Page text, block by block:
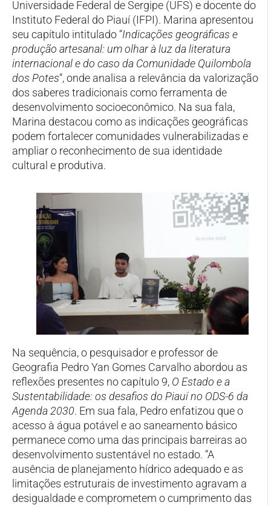
Universidade Federal de Sergipe (UFS) e docente do
Instituto Federal do Piauí (IFPI). Marina apresentou
seu capítulo intitulado “Indicações geográficas e
produção artesanal: um olhar à luz da literatura
internacional e do caso da Comunidade Quilombola
dos Potes“, onde analisa a relevância da valorização
dos saberes tradicionais como ferramenta de
desenvolvimento socioeconômico. Na sua fala,
Marina destacou como as indicações geográficas
podem fortalecer comunidades vulnerabilizadas e
ampliar o reconhecimento de sua identidade
cultural e produtiva.
Na sequência, o pesquisador e professor de
Geografia Pedro Yan Gomes Carvalho abordou as
reflexões presentes no capítulo 9, O Estado e a
Sustentabilidade: os desafios do Piauí no ODS-6 da
Agenda 2030. Em sua fala, Pedro enfatizou que o
acesso à água potável e ao saneamento básico
permanece como uma das principais barreiras ao
desenvolvimento sustentável no estado. “A
ausência de planejamento hídrico adequado e as
limitações estruturais de investimento agravam a
desigualdade e comprometem o cumprimento das